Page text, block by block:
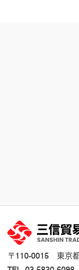
〒110-0015 東京